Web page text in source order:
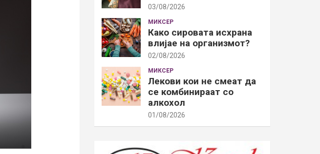
03/08/2026
МИКСЕР
Како сировата исхрана
влијае на организмот?
02/08/2026
МИКСЕР
Лекови кои не смеат да
се комбинираат со
алкохол
01/08/2026